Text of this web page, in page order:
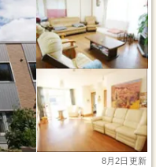
8月2日更新